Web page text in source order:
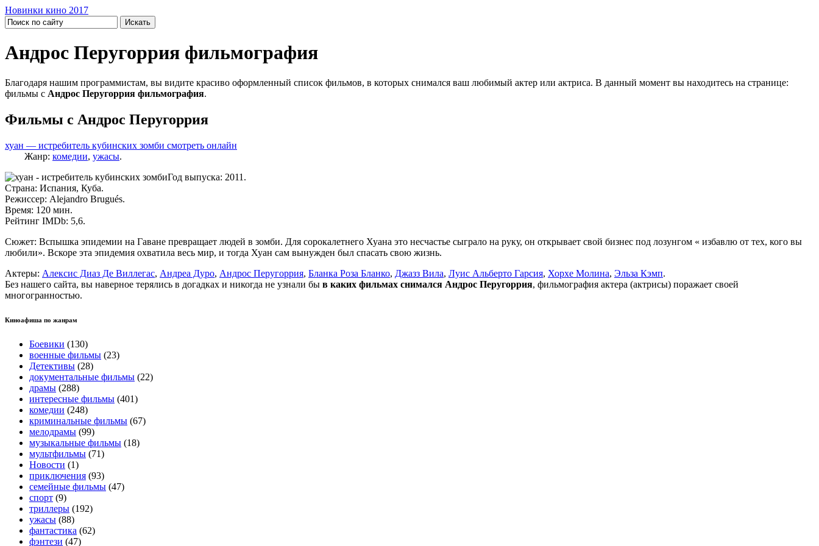
Новинки кино 2017
Андрос Перугоррия фильмография
Благодаря нашим программистам, вы видите красиво оформленный список фильмов, в которых снимался ваш любимый актер или актриса. В данный момент вы находитесь на странице:
фильмы с Андрос Перугоррия фильмография.
Фильмы с Андрос Перугоррия
хуан — истребитель кубинских зомби смотреть онлайн
Жанр: комедии, ужасы.
Год выпуска: 2011.
Страна: Испания, Куба.
Режиссер: Alejandro Brugués.
Время: 120 мин.
Рейтинг IMDb: 5,6.
Сюжет: Вспышка эпидемии на Гаване превращает людей в зомби. Для сорокалетнего Хуана это несчастье сыграло на руку, он открывает свой бизнес под лозунгом « избавлю от тех, кого вы
любили». Вскоре эта эпидемия охватила весь мир, и тогда Хуан сам вынужден был спасать свою жизнь.
Актеры: Алексис Диаз Де Виллегас, Андреа Дуро, Андрос Перугоррия, Бланка Роза Бланко, Джазз Вила, Луис Альберто Гарсия, Хорхе Молина, Эльза Кэмп.
Без нашего сайта, вы наверное терялись в догадках и никогда не узнали бы в каких фильмах снимался Андрос Перугоррия, фильмография актера (актрисы) поражает своей
многогранностью.
Киноафиша по жанрам
Боевики (130)
военные фильмы (23)
Детективы (28)
документальные фильмы (22)
драмы (288)
интересные фильмы (401)
комедии (248)
криминальные фильмы (67)
мелодрамы (99)
музыкальные фильмы (18)
мультфильмы (71)
Новости (1)
приключения (93)
семейные фильмы (47)
спорт (9)
триллеры (192)
ужасы (88)
фантастика (62)
фэнтези (47)